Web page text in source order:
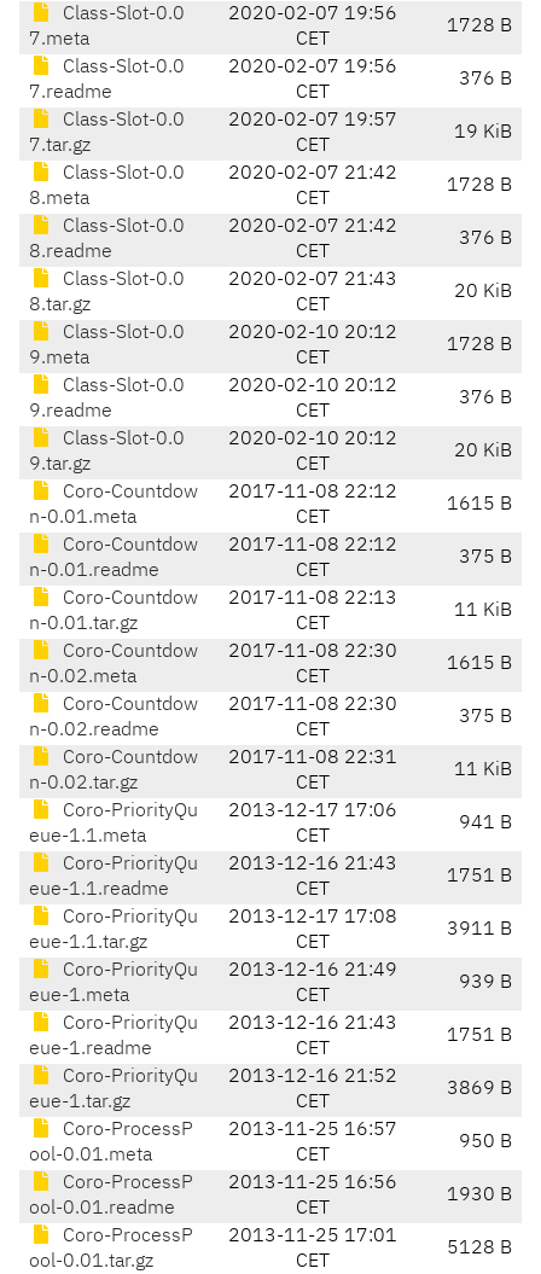
Class-Slot-0.0
7.meta
2020-02-07 19:56
CET
1728 B
Class-Slot-0.0
7.readme
2020-02-07 19:56
CET
376 B
Class-Slot-0.0
7.tar.gz
2020-02-07 19:57
CET
19 KiB
Class-Slot-0.0
8.meta
2020-02-07 21:42
CET
1728 B
Class-Slot-0.0
8.readme
2020-02-07 21:42
CET
376 B
Class-Slot-0.0
8.tar.gz
2020-02-07 21:43
CET
20 KiB
Class-Slot-0.0
9.meta
2020-02-10 20:12
CET
1728 B
Class-Slot-0.0
9.readme
2020-02-10 20:12
CET
376 B
Class-Slot-0.0
9.tar.gz
2020-02-10 20:12
CET
20 KiB
Coro-Countdow
n-0.01.meta
2017-11-08 22:12
CET
1615 B
Coro-Countdow
n-0.01.readme
2017-11-08 22:12
CET
375 B
Coro-Countdow
n-0.01.tar.gz
2017-11-08 22:13
CET
11 KiB
Coro-Countdow
n-0.02.meta
2017-11-08 22:30
CET
1615 B
Coro-Countdow
n-0.02.readme
2017-11-08 22:30
CET
375 B
Coro-Countdow
n-0.02.tar.gz
2017-11-08 22:31
CET
11 KiB
Coro-PriorityQu
eue-1.1.meta
2013-12-17 17:06
CET
941 B
Coro-PriorityQu
eue-1.1.readme
2013-12-16 21:43
CET
1751 B
Coro-PriorityQu
eue-1.1.tar.gz
2013-12-17 17:08
CET
3911 B
Coro-PriorityQu
eue-1.meta
2013-12-16 21:49
CET
939 B
Coro-PriorityQu
eue-1.readme
2013-12-16 21:43
CET
1751 B
Coro-PriorityQu
eue-1.tar.gz
2013-12-16 21:52
CET
3869 B
Coro-ProcessP
ool-0.01.meta
2013-11-25 16:57
CET
950 B
Coro-ProcessP
ool-0.01.readme
2013-11-25 16:56
CET
1930 B
Coro-ProcessP
ool-0.01.tar.gz
2013-11-25 17:01
CET
5128 B